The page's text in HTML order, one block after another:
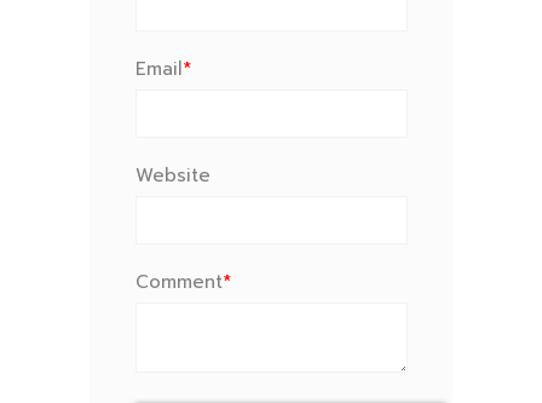
Email*
Website
Comment*